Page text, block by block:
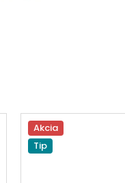
Akcia
Tip